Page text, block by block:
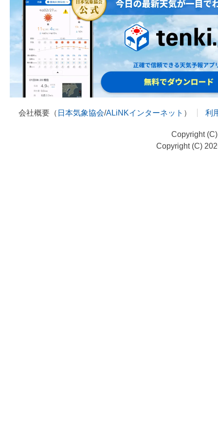
会社概要（ 日本気象協会/ALiNKインターネット ） 利
Copyright
Copyright (C)